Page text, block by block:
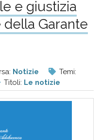
e giustizia
Garante
Notizie
Temi:
Titoli: Le notizie